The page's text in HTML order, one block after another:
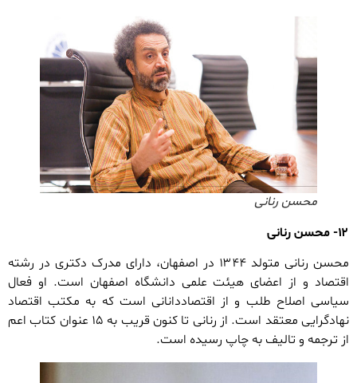
محسن رنانی
۱۲- محسن رنانی
محسن رنانی متولد ۱۳۴۴ در اصفهان، دارای مدرک دکتری در رشته
اقتصاد و از اعضای هیئت علمی دانشگاه اصفهان است. او فعال
سیاسی اصلاح طلب و از اقتصاددانانی است که به مکتب اقتصاد
نهادگرایی معتقد است. از رنانی تا کنون قریب به ۱۵ عنوان کتاب اعم
از ترجمه و تالیف به چاپ رسیده است.